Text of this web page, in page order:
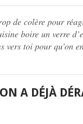
de colère pour
boire un verre
vers toi pour qu’on
A DÉJÀ